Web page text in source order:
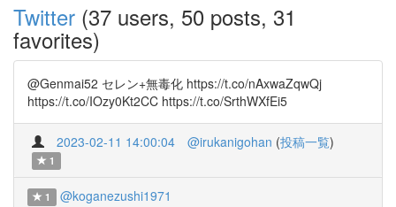
Twitter (37 users, 50 posts, 31
favorites)
@Genmai52 セレン+無毒化 https://t.co/nAxwaZqwQj
https://t.co/IOzy0Kt2CC https://t.co/SrthWXfEi5
2023-02-11 14:00:04 @irukanigohan (投稿一覧)
1
1 @koganezushi1971